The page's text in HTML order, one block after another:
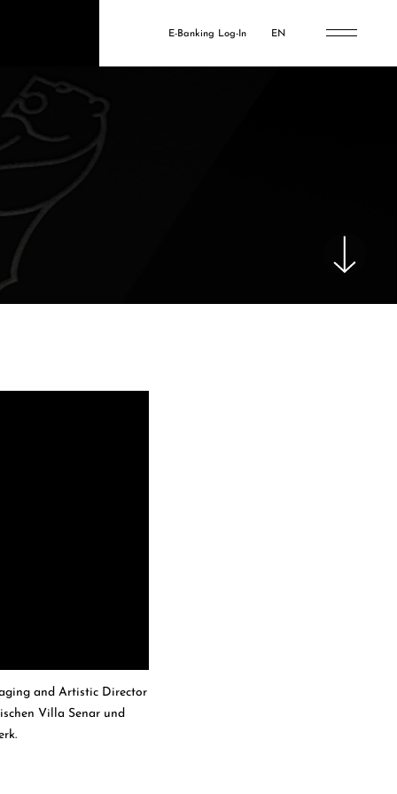
E-Banking Log-In EN
Jahresmitte – Rückblick und Ausblick
and Artistic Director
Villa Senar und